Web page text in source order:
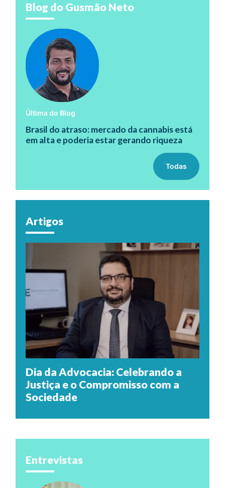
Blog do Gusmão Neto
Última do Blog
Brasil do atraso: mercado da cannabis está
em alta e poderia estar gerando riqueza
Todas
Artigos
Dia da Advocacia: Celebrando a
Justiça e o Compromisso com a
Sociedade
Entrevistas